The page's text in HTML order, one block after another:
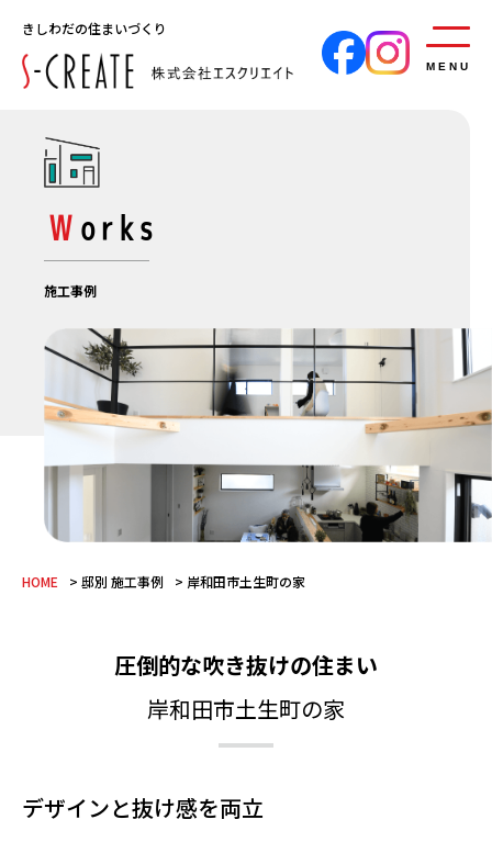
きしわだの住まいづくり
MENU
Works
施工事例
HOME 邸別 施工事例 岸和田市土生町の家
圧倒的な吹き抜けの住まい
岸和田市土生町の家
デザインと抜け感を両立